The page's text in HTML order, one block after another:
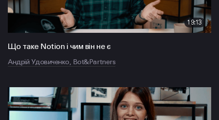
19:13
Що таке Notion і чим він не є
Андрій Удовиченко, Bot&Partners